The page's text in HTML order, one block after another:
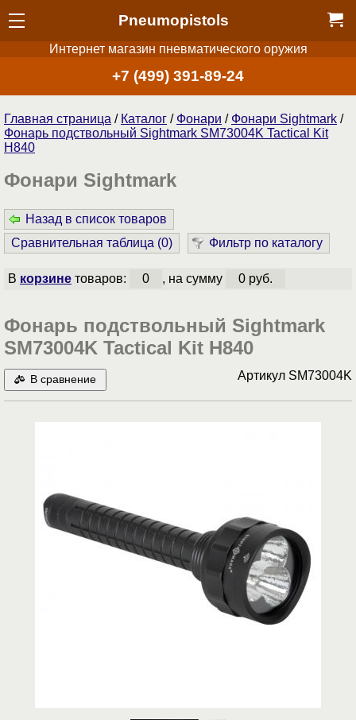
Pneumopistols
Интернет магазин пневматического оружия
+7 (499) 391-89-24
Главная страница / Каталог / Фонари / Фонари Sightmark /
Фонарь подствольный Sightmark SM73004K Tactical Kit
H840
Фонари Sightmark
Назад в список товаров
Сравнительная таблица (0) Фильтр по каталогу
В корзинетоваров: 0 , на сумму 0 руб.
Фонарь подствольный Sightmark
SM73004K Tactical Kit H840
В сравнение Артикул SM73004K